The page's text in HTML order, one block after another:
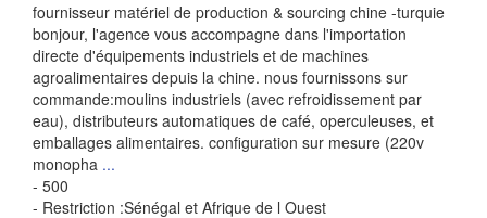
fournisseur matériel de production & sourcing chine -turquie
bonjour, l'agence vous accompagne dans l'importation
directe d'équipements industriels et de machines
agroalimentaires depuis la chine. nous fournissons sur
commande:moulins industriels (avec refroidissement par
eau), distributeurs automatiques de café, operculeuses, et
emballages alimentaires. configuration sur mesure (220v
monopha ...
- 500
- Restriction :Sénégal et Afrique de l Ouest